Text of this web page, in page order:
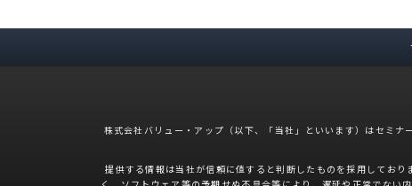
株式会社バリュー・アップ（以下、「当社」といいます）はセミ
提供する情報は当社が信頼に値すると判断したものを採用してお